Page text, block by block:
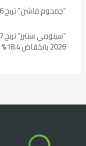
“جمجوم فاشن” تربح 16.6 مليون ريال في الربع الثالث من 2026
2026 بانخفاض 18.4%